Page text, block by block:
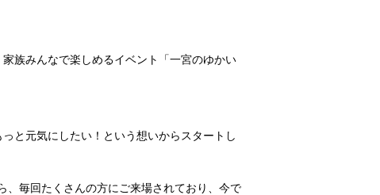
族みんなで楽しめるイベント「一宮のゆかい
と元気にしたい！という想いからスタートし
、毎回たくさんの方にご来場されており、今で